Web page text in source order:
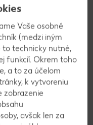
priemer
19 cm
Predaj len v obvyklom
chyby neručíme.
Vaše osobné
(medzi iným
to technicky nutné,
funkcií. Okrem toho
a to za účelom
k vytvoreniu
zobrazenie
avšak len za